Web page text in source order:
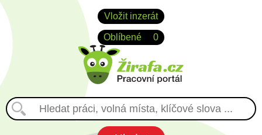
Vložit inzerát
Oblíbené 0